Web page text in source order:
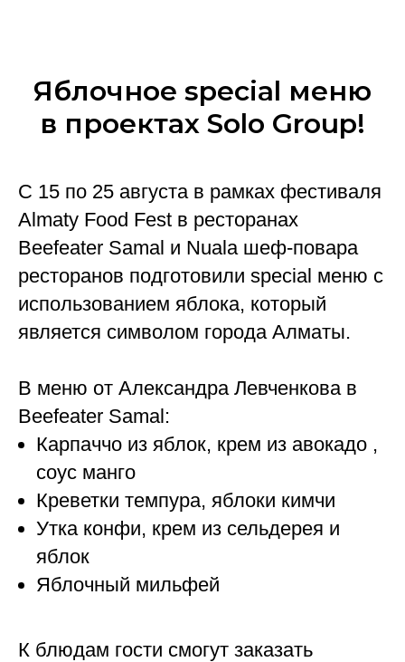
Яблочное special меню
в проектах Solo Group!
С 15 по 25 августа в рамках фестиваля
Almaty Food Fest в ресторанах
Beefeater Samal и Nuala шеф-повара
ресторанов подготовили special меню с
использованием яблока, который
является символом города Алматы.
В меню от Александра Левченкова в
Beefeater Samal:
Карпаччо из яблок, крем из авокадо ,
соус манго
Креветки темпура, яблоки кимчи
Утка конфи, крем из сельдерея и
яблок
Яблочный мильфей
К блюдам гости смогут заказать